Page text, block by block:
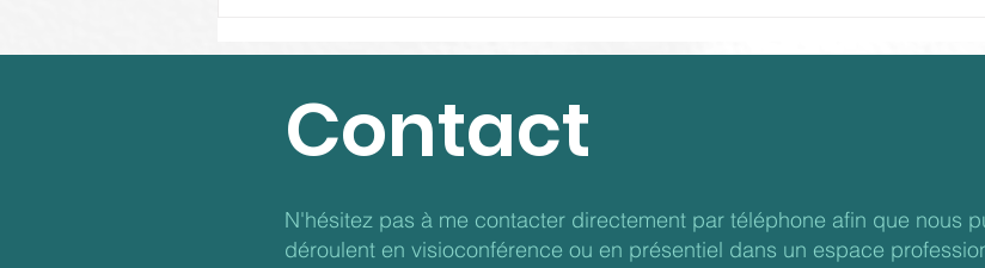
coach de vie
Contact
N'hésitez pas à me contacter directement par téléphone afin que nous
déroulent en visioconférence ou en présentiel dans un espace